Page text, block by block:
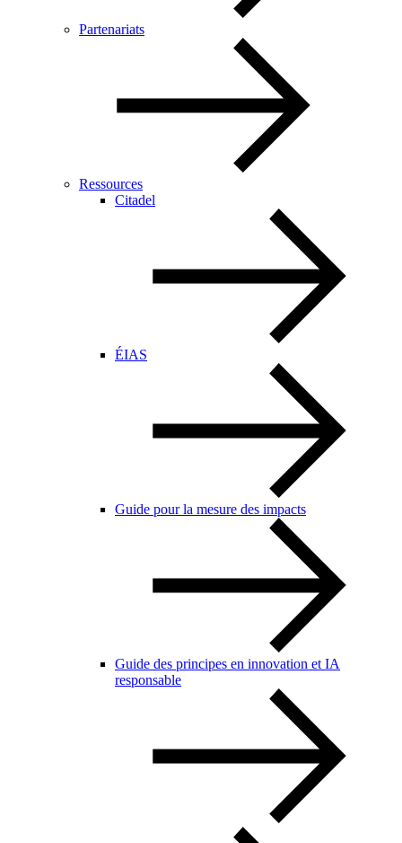
Partenariats
Ressources
Citadel
ÉIAS
Guide pour la mesure des impacts
Guide des principes en innovation et IA
responsable